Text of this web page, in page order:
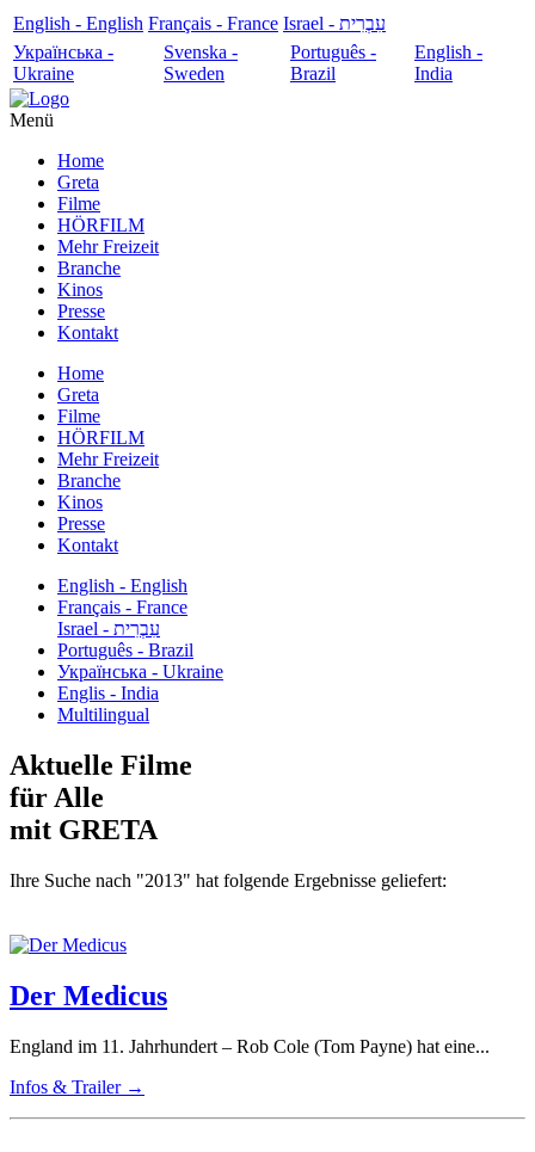
English - English Français - France
עִבְרִית - Israel
Українська -
Ukraine
Svenska -
Sweden
Português -
Brazil
English -
India
Menü
Home
Greta
Filme
HÖRFILM
Mehr Freizeit
Branche
Kinos
Presse
Kontakt
Home
Greta
Filme
HÖRFILM
Mehr Freizeit
Branche
Kinos
Presse
Kontakt
English - English
Français - France
עִבְרִית - Israel
Português - Brazil
Українська - Ukraine
Englis - India
Multilingual
Aktuelle Filme
für Alle
mit GRETA
Ihre Suche nach "2013" hat folgende Ergebnisse geliefert:
Der Medicus
England im 11. Jahrhundert – Rob Cole (Tom Payne) hat eine...
Infos & Trailer →